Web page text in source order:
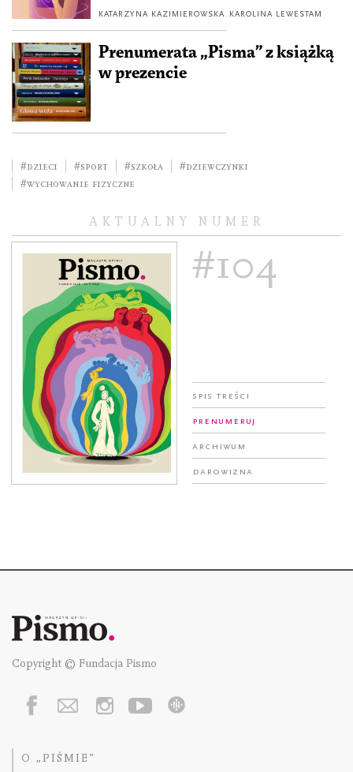
KATARZYNA KAZIMIEROWSKA KAROLINA LEWESTAM
Prenumerata „Pisma” z książką
w prezencie
#dzieci #sport #szkoła
#dziewczynki
#wychowanie fizyczne
AKTUALNY NUMER
#104
Spis treści
Prenumeruj
Archiwum
Darowizna
Copyright © Fundacja Pismo
O „PIŚMIE”